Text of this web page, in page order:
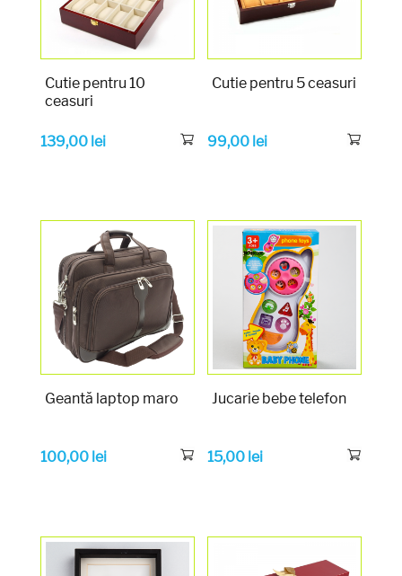
Cutie pentru 10
ceasuri
139,00 lei
Cutie pentru 5 ceasuri
99,00 lei
Geantă laptop maro
100,00 lei
Jucarie bebe telefon
15,00 lei